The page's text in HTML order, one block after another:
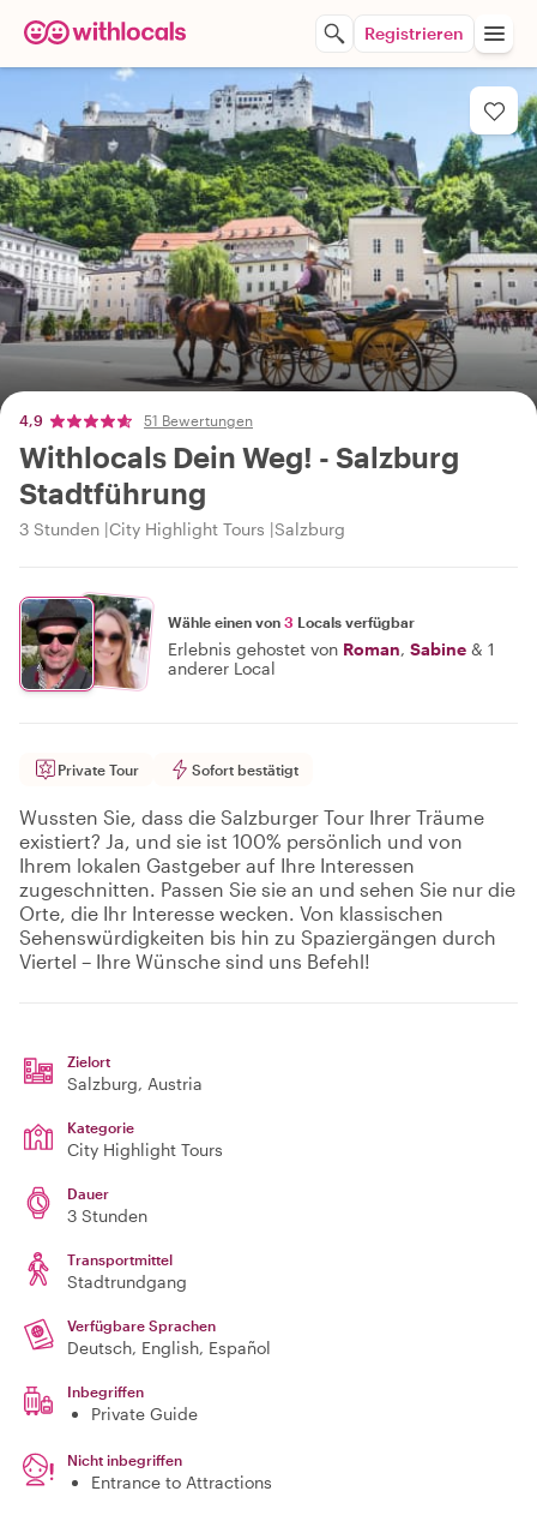
Registrieren
4,9 51 Bewertungen
Withlocals Dein Weg! - Salzburg
Stadtführung
3 Stunden City Highlight Tours Salzburg
Wähle einen von 3 Locals verfügbar
Erlebnis gehostet von Roman, Sabine & 1
anderer Local
Private Tour Sofort bestätigt
Wussten Sie, dass die Salzburger Tour Ihrer Träume
existiert? Ja, und sie ist 100% persönlich und von
Ihrem lokalen Gastgeber auf Ihre Interessen
zugeschnitten. Passen Sie sie an und sehen Sie nur die
Orte, die Ihr Interesse wecken. Von klassischen
Sehenswürdigkeiten bis hin zu Spaziergängen durch
Viertel – Ihre Wünsche sind uns Befehl!
Zielort
Salzburg, Austria
Kategorie
City Highlight Tours
Dauer
3 Stunden
Transportmittel
Stadtrundgang
Verfügbare Sprachen
Deutsch, English, Español
Inbegriffen
Private Guide
Nicht inbegriffen
Entrance to Attractions